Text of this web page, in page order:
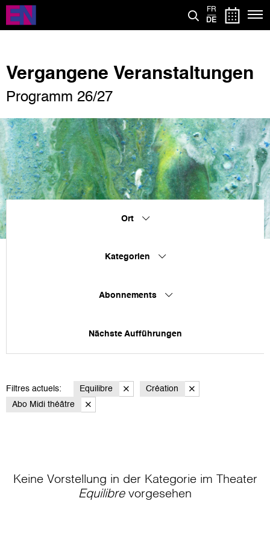
Direkt
zum
Inhalt
FR
DE
Vergangene Veranstaltungen
Programm 26/27
Ort
Kategorien
Abonnements
Nächste Aufführungen
Filtres actuels: Equilibre
Création
Abo Midi théâtre
Keine Vorstellung in der Kategorie im Theater
Equilibrevorgesehen